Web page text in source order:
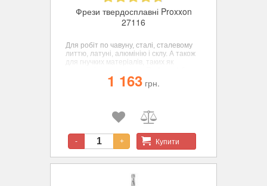
Фрези твердосплавні Proxxon
27116
Для робіт по чавуну, сталі, сталевому
литтю, латуні, алюмінію і склу. А також
для гнучких матеріалів, таких як
2,0 - 3,0 мм. Хвостовик 3,0 мм.
1 163 грн.
- + Купити